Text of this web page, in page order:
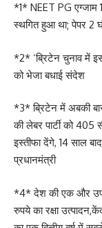
*1* NEET PG
स्थगित हुआ था; पेपर 2
*2* ‘ब्रिटेन चुनाव में
को भेजा बधाई संदेश
*3* ब्रिटेन में अबकी
की लेबर पार्टी को 405
इस्तीफा देंगे, 14 साल
प्रधानमंत्री
*4* देश की एक और
रुपये का रक्षा